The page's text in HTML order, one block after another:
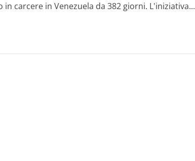
carcere in Venezuela da 382 giorni. L'iniziativa...